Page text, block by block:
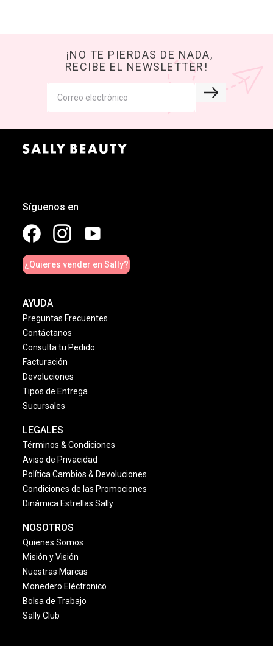
¡NO TE PIERDAS DE NADA,
RECIBE EL NEWSLETTER!
Síguenos en
¿Quieres vender en Sally?
AYUDA
Preguntas Frecuentes
Contáctanos
Consulta tu Pedido
Facturación
Devoluciones
Tipos de Entrega
Sucursales
LEGALES
Términos & Condiciones
Aviso de Privacidad
Política Cambios & Devoluciones
Condiciones de las Promociones
Dinámica Estrellas Sally
NOSOTROS
Quienes Somos
Misión y Visión
Nuestras Marcas
Monedero Eléctronico
Bolsa de Trabajo
Sally Club